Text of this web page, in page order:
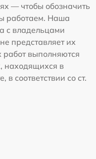
— чтобы обозначить
работаем. Наша
с владельцами
представляет их
выполняются
находящихся в
соответствии со ст.